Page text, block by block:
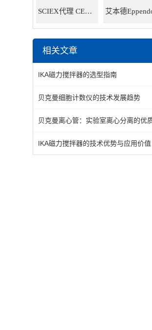
SCIEX代理 CE耗材试剂 毛细管电泳试剂耗材
相关文章
IKA磁力搅拌器的选型指南
贝克曼细胞计数仪的技术发展趋势
贝克曼离心管：实验室离心分离的优
IKA磁力搅拌器的技术优势与应用价值